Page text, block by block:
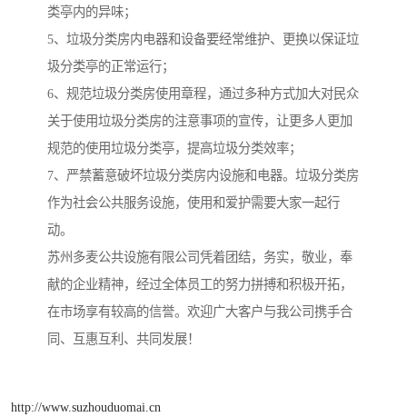
类亭内的异味；
5、垃圾分类房内电器和设备要经常维护、更换以保证垃
圾分类亭的正常运行；
6、规范垃圾分类房使用章程，通过多种方式加大对民众
关于使用垃圾分类房的注意事项的宣传，让更多人更加
规范的使用垃圾分类亭，提高垃圾分类效率；
7、严禁蓄意破坏垃圾分类房内设施和电器。垃圾分类房
作为社会公共服务设施，使用和爱护需要大家一起行
动。
苏州多麦公共设施有限公司凭着团结，务实，敬业，奉
献的企业精神，经过全体员工的努力拼搏和积极开拓，
在市场享有较高的信誉。欢迎广大客户与我公司携手合
同、互惠互利、共同发展！
http://www.suzhouduomai.cn